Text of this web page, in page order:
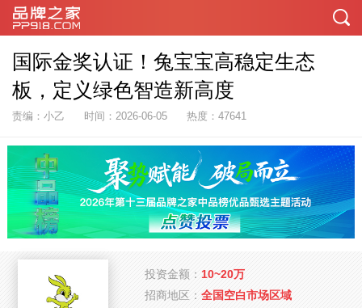
国际金奖认证！兔宝宝高稳定生态
板，定义绿色智造新高度
责编：小乙 时间：2026-06-05 热度：47641
投资金额： 10~20万
招商地区：全国空白市场区域